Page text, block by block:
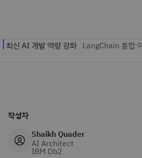
작성자
Shaikh Quader
AI Architect
IBM Db2